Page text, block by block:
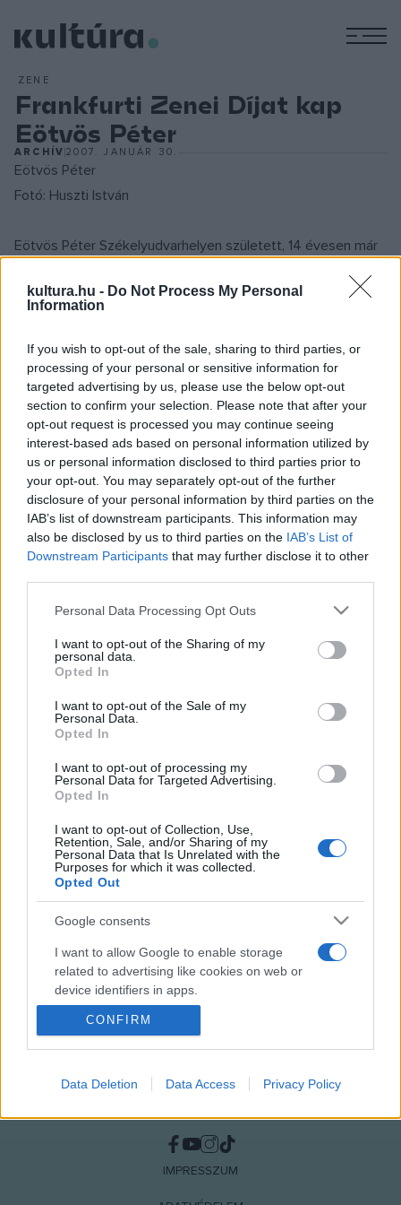
kultura.hu - Do Not Process My Personal
Information
If you wish to opt-out of the sale, sharing to third parties, or
processing of your personal or sensitive information for
targeted advertising by us, please use the below opt-out
section to confirm your selection. Please note that after your
opt-out request is processed you may continue seeing
interest-based ads based on personal information utilized by
us or personal information disclosed to third parties prior to
your opt-out. You may separately opt-out of the further
disclosure of your personal information by third parties on the
IAB’s list of downstream participants. This information may
also be disclosed by us to third parties on the IAB’s List of
Downstream Participants that may further disclose it to other
Please note that this website/app uses one or more Google
not limited to your visit or usage behaviour. You may click to
grant or deny consent to Google and its third-party tags to
use your data for below specified purposes in below Google
consent section.
Personal Data Processing Opt Outs
I want to opt-out of the Sharing of my
personal data.
Opted In
I want to opt-out of the Sale of my
Personal Data.
Opted In
I want to opt-out of processing my
Personal Data for Targeted Advertising.
Opted In
I want to opt-out of Collection, Use,
Retention, Sale, and/or Sharing of my
Personal Data that Is Unrelated with the
Purposes for which it was collected.
Opted Out
Google consents
I want to allow Google to enable storage
related to advertising like cookies on web or
device identifiers in apps.
I want to allow my user data to be sent to
Google for online advertising purposes.
I want to allow Google to send me
I want to allow Google to enable storage
related to analytics like cookies on web or
device identifiers in apps.
CONFIRM
Data Deletion Data Access Privacy Policy
ZENE
Frankfurti Zenei Díjat kap
Eötvös Péter
ARCHÍV2007. JANUÁR 30.
Eötvös Péter
Fotó: Huszti István
Eötvös Péter Székelyudvarhelyen született, 14 évesen már
Kodály Zoltánnál tanult a budapesti Zeneakadémián. Később
Kölnben folytatta tanulmányait, majd a '60-as évek végétől
ban Pierre Boulez meghívására érkezett Párizsba, ahol az
Ensemble InterContemporain zenei igazgatója lett. Azóta
számos neves együttest vezetett és lépett fel
vendégkarmesterként, többek között a Budapesti
Fesztiválzenekarnál, a Nemzeti Filharmonikus Zenekarnál, a
Holland Rádió Kamarazenekaránál, a Stuttgarti Rádió
Szimfonikus Zenekaránál, a BBC Szimfonikusoknál, a
Hilversumi Rádió Kamarazenekaránál és a Berlini
Filharmonikusoknál.
fiatal karmesterek és zeneszerzők továbbképzésére hozta
létre 1991-ben a Nemzetközi Eötvös Intézetet, 2004-ben
pedig az Eötvös Péter Kortárszenei Alapítványt.
Zeneszerzői munkássága elismeréseként számos díjat
kapott,A három nővér
című operája a párizsi Grand Prix de
valamint elektronikus zenei kompozíciói is elismerésnek
örvendenek.
MEGOSZTÁS
NÉPI
IMPRESSZUM